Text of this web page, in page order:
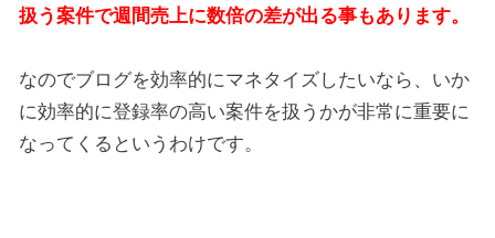
扱う案件で週間売上に数倍の差が出る事もあります。
なのでブログを効率的にマネタイズしたいなら、いか
に効率的に登録率の高い案件を扱うかが非常に重要に
なってくるというわけです。